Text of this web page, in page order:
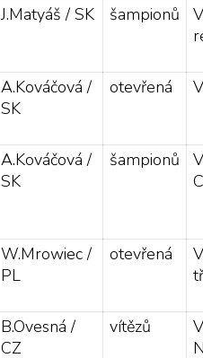
J.Matyáš / SK šampionů
A.Kováčová /
SK
otevřená
A.Kováčová /
SK
šampionů
W.Mrowiec /
PL
otevřená
B.Ovesná /
CZ
vítězů